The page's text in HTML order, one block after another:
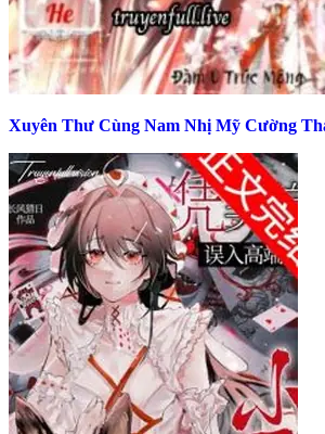
Xuyên Thư Cùng Nam Nhị Mỹ Cường